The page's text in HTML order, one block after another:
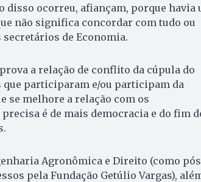
disso ocorreu, afiançam, porque havia
não significa concordar com tudo ou
de Economia.
a relação de conflito da cúpula do
participaram e/ou participam da
se melhore a relação com os
é de mais democracia e do fim
Agronômica e Direito (como
pela Fundação Getúlio Vargas),